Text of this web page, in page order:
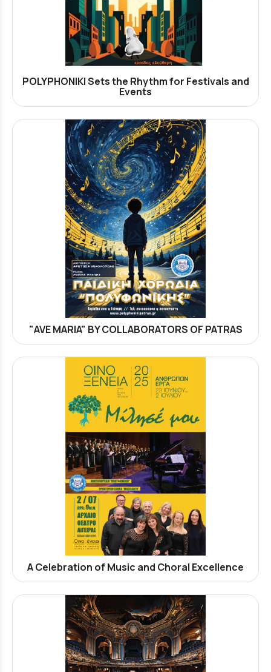
POLYPHONIKI Sets the Rhythm for Festivals and
Events
"AVE MARIA" BY COLLABORATORS OF PATRAS
A Celebration of Music and Choral Excellence